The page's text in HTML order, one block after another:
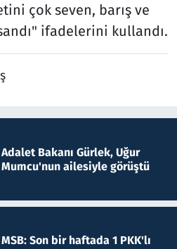
çok seven, barış ve
ifadelerini kullandı.
Adalet Bakanı Gürlek, Uğur
Mumcu'nun ailesiyle görüştü
MSB: Son bir haftada 1 PKK'lı